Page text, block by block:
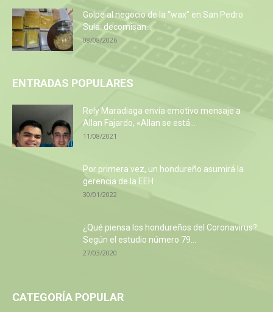
Golpe al negocio de la “wax” en San Pedro
Sula: decomisan...
08/08/2026
ENTRADAS POPULARES
Rely Maradiaga envía emotivo mensaje a
Allan Fajardo, «Allan se está...
11/08/2021
Por primera vez, un hondureño asumirá la
gerencia de la EEH
30/01/2022
¿Qué piensa los hondureños del Coronavirus?
Según el estudio número 79...
27/03/2020
CATEGORÍA POPULAR